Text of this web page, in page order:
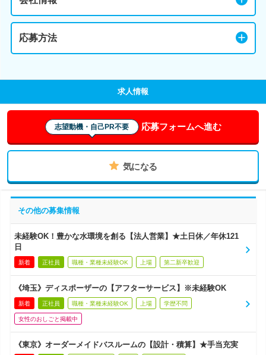
応募方法
求人情報
志望動機・自己PR不要 応募フォームへ進む
気になる
その他の募集情報
未経験OK！豊かな水環境を創る【法人営業】★土日休／年休121
日
新着 正社員 職種・業種未経験OK 上場 第二新卒歓迎
《埼玉》ディスポーザーの【アフターサービス】※未経験OK
新着 正社員 職種・業種未経験OK 上場 学歴不問
女性のおしごと掲載中
《東京》オーダーメイドバスルームの【設計・積算】★手当充実